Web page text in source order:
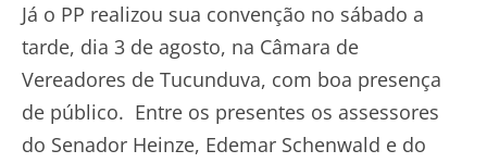
Já o PP realizou sua convenção no sábado a
tarde, dia 3 de agosto, na Câmara de
Vereadores de Tucunduva, com boa presença
de público. Entre os presentes os assessores
do Senador Heinze, Edemar Schenwald e do